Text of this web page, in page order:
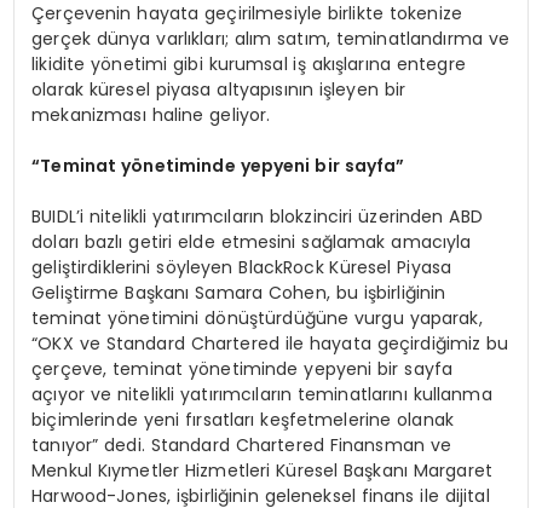
Çerçevenin hayata geçirilmesiyle birlikte tokenize
gerçek dünya varlıkları; alım satım, teminatlandırma ve
likidite yönetimi gibi kurumsal iş akışlarına entegre
olarak küresel piyasa altyapısının işleyen bir
mekanizması haline geliyor.
“Teminat yönetiminde yepyeni bir sayfa”
BUIDL’i nitelikli yatırımcıların blokzinciri üzerinden ABD
doları bazlı getiri elde etmesini sağlamak amacıyla
geliştirdiklerini söyleyen BlackRock Küresel Piyasa
Geliştirme Başkanı Samara Cohen, bu işbirliğinin
teminat yönetimini dönüştürdüğüne vurgu yaparak,
“OKX ve Standard Chartered ile hayata geçirdiğimiz bu
çerçeve, teminat yönetiminde yepyeni bir sayfa
açıyor ve nitelikli yatırımcıların teminatlarını kullanma
biçimlerinde yeni fırsatları keşfetmelerine olanak
tanıyor” dedi. Standard Chartered Finansman ve
Menkul Kıymetler Hizmetleri Küresel Başkanı Margaret
Harwood-Jones, işbirliğinin geleneksel finans ile dijital